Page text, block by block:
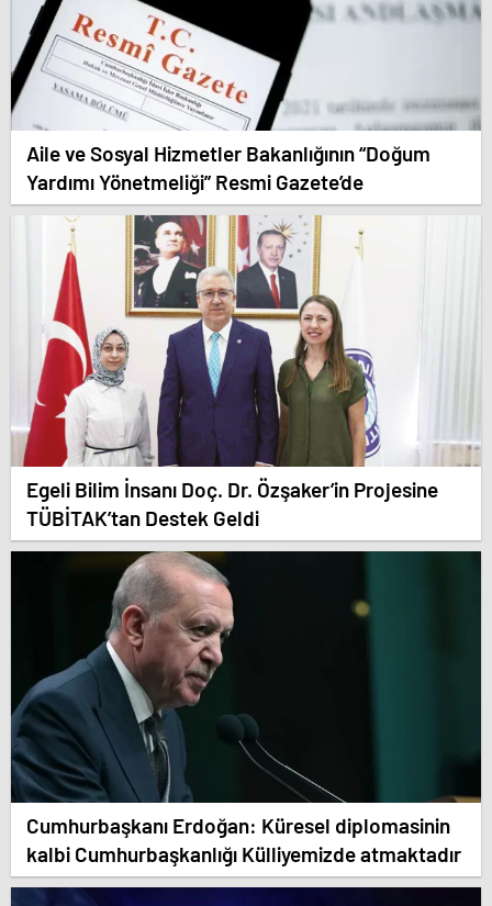
Aile ve Sosyal Hizmetler Bakanlığının “Doğum
Yardımı Yönetmeliği” Resmi Gazete’de
Egeli Bilim İnsanı Doç. Dr. Özşaker’in Projesine
TÜBİTAK’tan Destek Geldi
Cumhurbaşkanı Erdoğan: Küresel diplomasinin
kalbi Cumhurbaşkanlığı Külliyemizde atmaktadır